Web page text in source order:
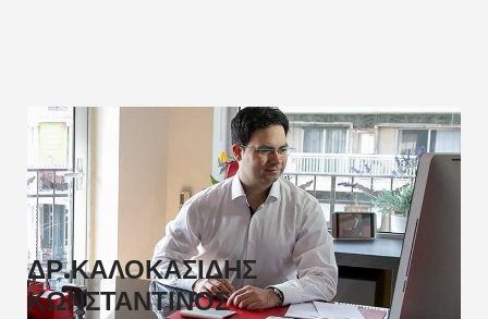
ΔΡ.ΚΑΛΟΚΑΣΙΔΗΣ
ΚΩΝΣΤΑΝΤΙΝΟΣ